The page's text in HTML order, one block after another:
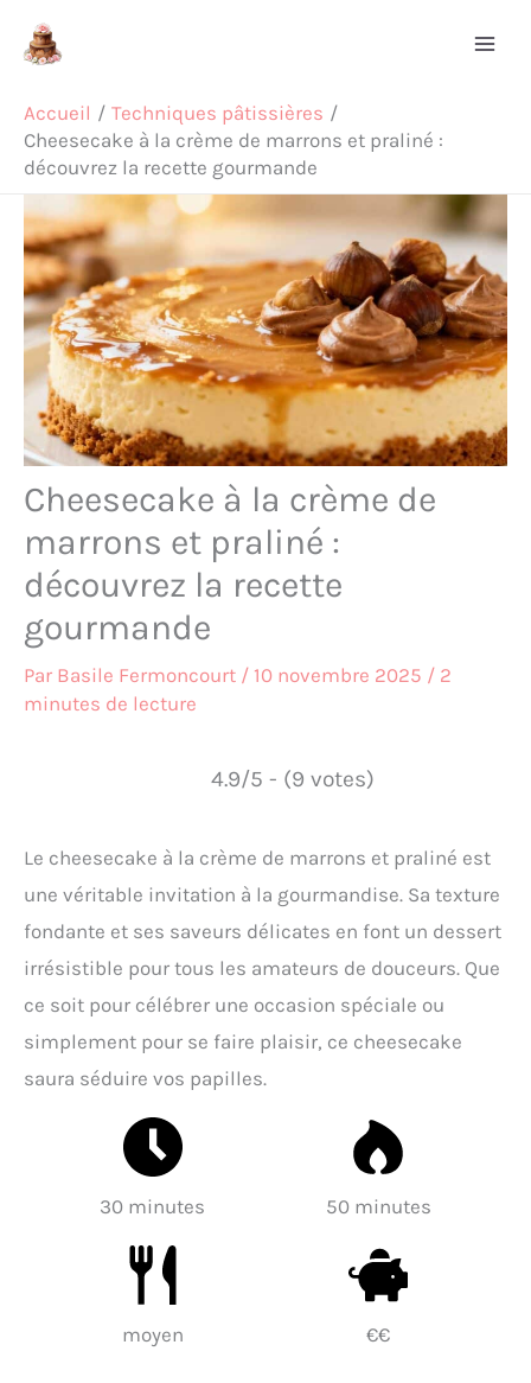
Accueil
Techniques pâtissières
Cheesecake à la crème de marrons et praliné :
découvrez la recette gourmande
Cheesecake à la crème de
marrons et praliné :
découvrez la recette
gourmande
Par Basile Fermoncourt / 10 novembre 2025 / 2
minutes de lecture
4.9/5 - (9 votes)
Le cheesecake à la crème de marrons et praliné est
une véritable invitation à la gourmandise. Sa texture
fondante et ses saveurs délicates en font un dessert
irrésistible pour tous les amateurs de douceurs. Que
ce soit pour célébrer une occasion spéciale ou
simplement pour se faire plaisir, ce cheesecake
saura séduire vos papilles.
30 minutes 50 minutes
moyen €€
Rechercher